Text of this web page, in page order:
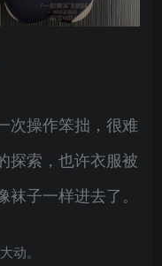
次操作笨拙，很难
探索，也许衣服被
子一样进去了。
动。